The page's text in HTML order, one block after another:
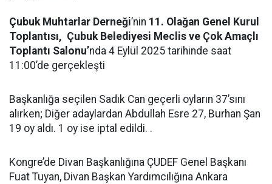
Çubuk Muhtarlar Derneği’nin 11. Olağan Genel Kurul
Toplantısı, Çubuk Belediyesi Meclis ve Çok Amaçlı
Toplantı Salonu’nda 4 Eylül 2025 tarihinde saat
11:00’de gerçekleşti
Başkanlığa seçilen Sadık Can geçerli oyların 37’sını
alırken; Diğer adaylardan Abdullah Esre 27, Burhan Şan
19 oy aldı. 1 oy ise iptal edildi. .
Kongre’de Divan Başkanlığına ÇUDEF Genel Başkanı
Fuat Tuyan, Divan Başkan Yardımcılığına Ankara